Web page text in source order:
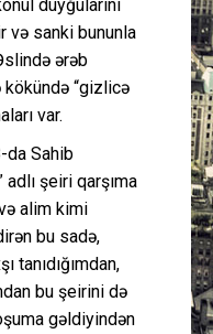
duyğularını
və sanki bununla
ərəb
“gizlicə
var.
da Sahib
adlı şeiri qarşıma
alim kimi
bu sadə,
tanıdığımdan,
bu şeirini də
gəldiyindən